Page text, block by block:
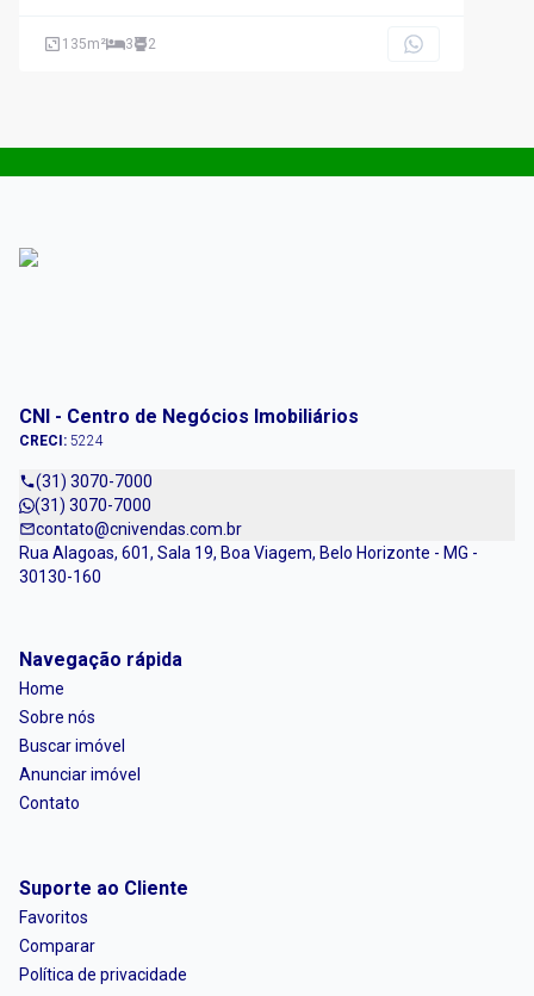
135m² 3 2
CNI - Centro de Negócios Imobiliários
CRECI: 5224
(31) 3070-7000
(31) 3070-7000
contato@cnivendas.com.br
Rua Alagoas, 601, Sala 19, Boa Viagem, Belo Horizonte - MG -
30130-160
Navegação rápida
Home
Sobre nós
Buscar imóvel
Anunciar imóvel
Contato
Suporte ao Cliente
Favoritos
Comparar
Política de privacidade